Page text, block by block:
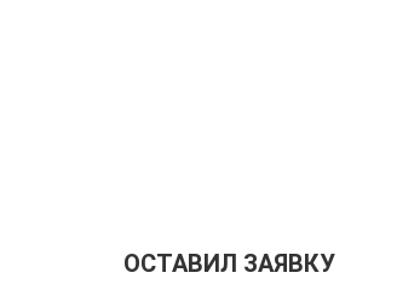
ОСТАВИЛ ЗАЯВКУ